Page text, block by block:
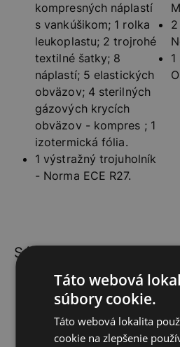
kompresných náplastí
s vankúšikom; 1 rolka
leukoplastu; 2 trojrohé
textilné šatky; 8
náplastí; 5 elastických
obväzov; 4 sterilných
gázových krycích
obväzov - kompres ; 1
izotermická fólia.
1 výstražný trojuholník
- Norma ECE R27.
Súvisiace produkty
NOSIČ NA ŤAŽNÉ
TOURER-3
477,00€
Táto webová
súbory cookie.
Táto webová lokalita
cookie na zlepšenie